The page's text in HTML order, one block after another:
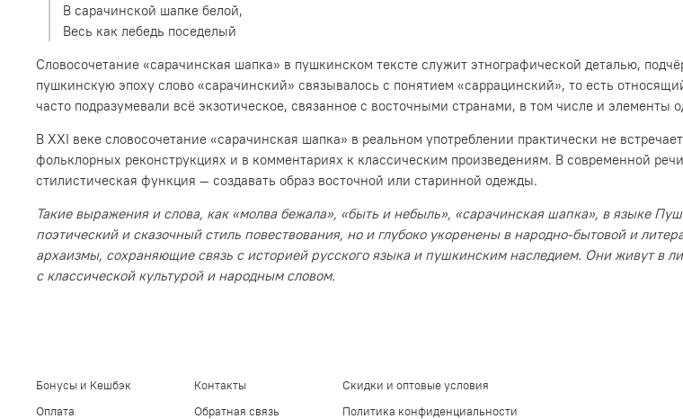
В сарачинской шапке белой,
Весь как лебедь поседелый
Словосочетание «сарачинская шапка» в пушкинском тексте служит этнографической деталью,
пушкинскую эпоху слово «сарачинский» связывалось с понятием «саррацинский», то есть
часто подразумевали всё экзотическое, связанное с восточными странами, в том числе и элементы
В XXI веке словосочетание «сарачинская шапка» в реальном употреблении практически не
фольклорных реконструкциях и в комментариях к классическим произведениям. В современной
стилистическая функция — создавать образ восточной или старинной одежды.
Такие выражения и слова, как «молва бежала», «быть и небыль», «сарачинская шапка», в языке
поэтический и сказочный стиль повествования, но и глубоко укоренены в народно-бытовой и
архаизмы, сохраняющие связь с историей русского языка и пушкинским наследием. Они живут в
с классической культурой и народным словом.
Бонусы и Кешбэк
Оплата
Контакты
Обратная связь
Скидки и оптовые условия
Политика конфиденциальности